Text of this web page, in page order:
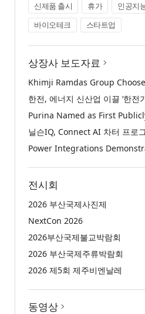
신제품 출시 휴가
인공지
바이오테크
스타트업
상장사 보도자료
전시회
2026 부산국제사진제
NextCon 2026
2026부산국제불교박람회
2026 부산국제주류박람회
2026 제5회 제주비엔날레
동영상